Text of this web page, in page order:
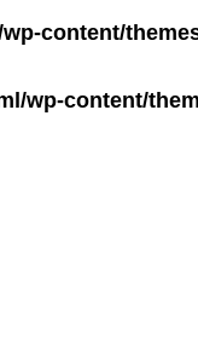
content/
wp-content/